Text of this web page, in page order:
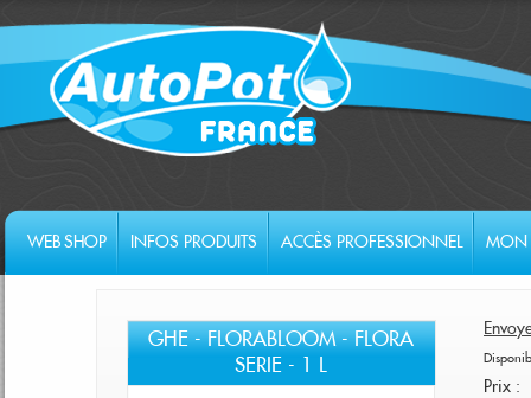
WEB SHOP INFOS PRODUITS ACCÈS PROFESSIONNEL MON
Prix :
GHE - FLORABLOOM - FLORA
SERIE - 1 L